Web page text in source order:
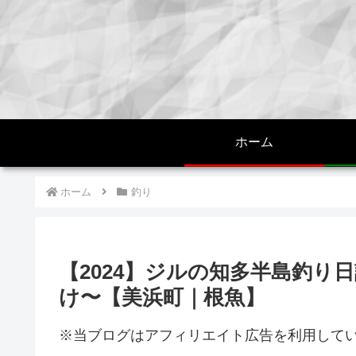
ホーム
ホーム 釣り
【2024】ジルの知多半島釣り
け〜【美浜町｜根魚】
※当ブログはアフィリエイト広告を利用して